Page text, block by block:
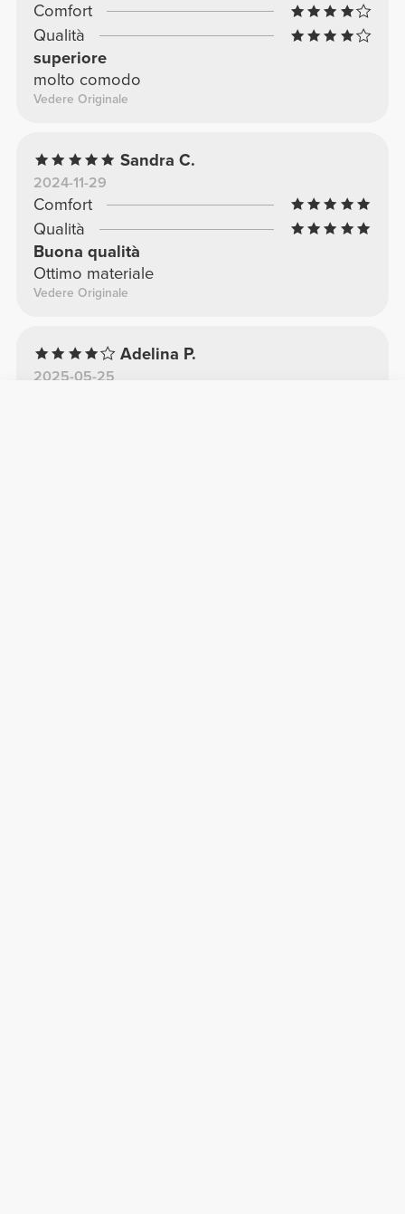
Comfort
Qualità
superiore
molto comodo
Vedere Originale
Sandra C.
2024-11-29
Comfort
Qualità
Buona qualità
Ottimo materiale
Vedere Originale
Adelina P.
2025-05-25